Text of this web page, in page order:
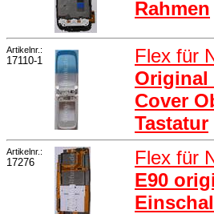
Rahmen
Artikelnr.:
17110-1 Flex für
Original
Cover
Tastatur
Artikelnr.:
17276 Flex für
E90